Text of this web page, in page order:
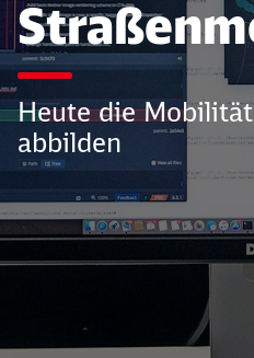
Heute die
abbilden